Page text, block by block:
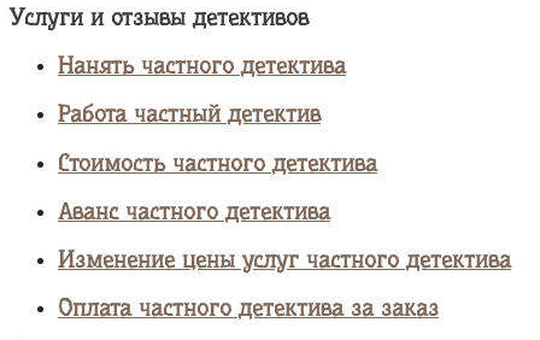
Услуги и отзывы детективов
Нанять частного детектива
Работа частный детектив
Стоимость частного детектива
Аванс частного детектива
Изменение цены услуг частного детектива
Оплата частного детектива за заказ